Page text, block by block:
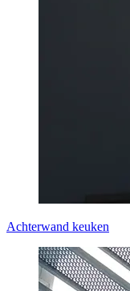
Achterwand keuken